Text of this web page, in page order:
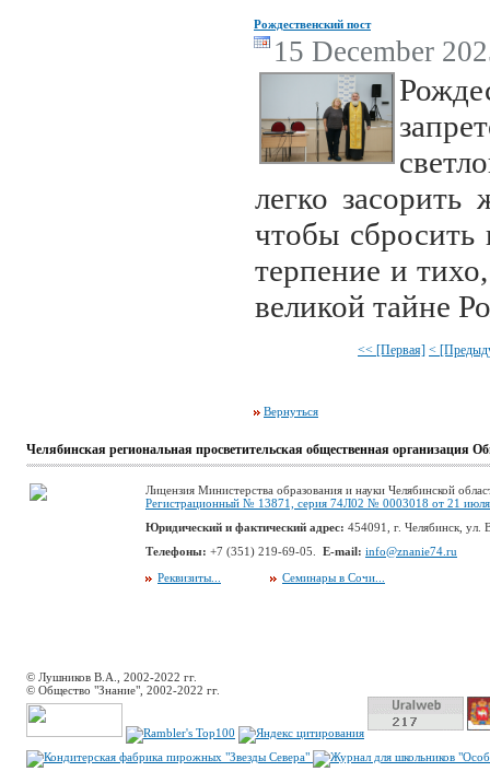
Рождественский пост
15 December
легко засорить
чтобы сбросить
терпение и
великой тайне
<< [Первая] <
Вернуться
Челябинская региональная просветительская общественная организация
Лицензия Министерства образования и науки Челябинской
Регистрационный № 13871, серия 74Л02 № 0003018 от 21
Юридический и фактический адрес: 454091, г. Челябинск, ул.
Телефоны: +7 (351) 219-69-05. E-mail: info@znanie74.ru
Реквизиты...
Семинары в Сочи...
© Лушников В.А., 2002-2022 гг.
© Общество "Знание", 2002-2022 гг.